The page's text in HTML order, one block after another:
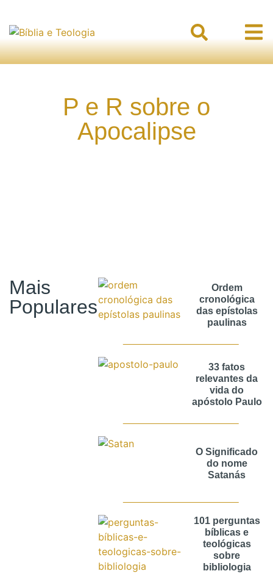
P e R sobre o
Apocalipse
Mais
Populares
Ordem
cronológica
das epístolas
paulinas
33 fatos
relevantes da
vida do
apóstolo Paulo
O Significado
do nome
Satanás
101 perguntas
bíblicas e
teológicas
sobre
bibliologia